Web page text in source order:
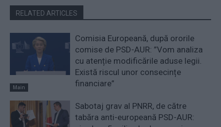
RELATED ARTICLES
Main
Comisia Europeană, după ororile
comise de PSD-AUR: ”Vom analiza
cu atenție modificările aduse legii.
Există riscul unor consecințe
financiare”
Sabotaj grav al PNRR, de către
tabăra anti-europeană PSD-AUR: